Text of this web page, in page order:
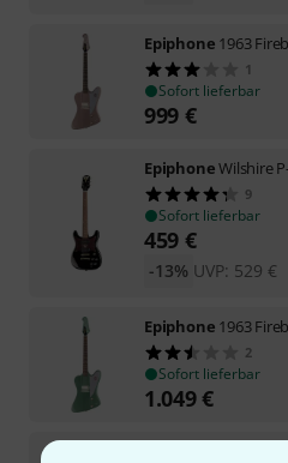
Epiphone 1963
1
Sofort lieferbar
999 €
EpiphoneWilshire
9
Sofort lieferbar
459 €
UVP: 529 €
-13%
Epiphone 1963
2
Sofort lieferbar
1.049€